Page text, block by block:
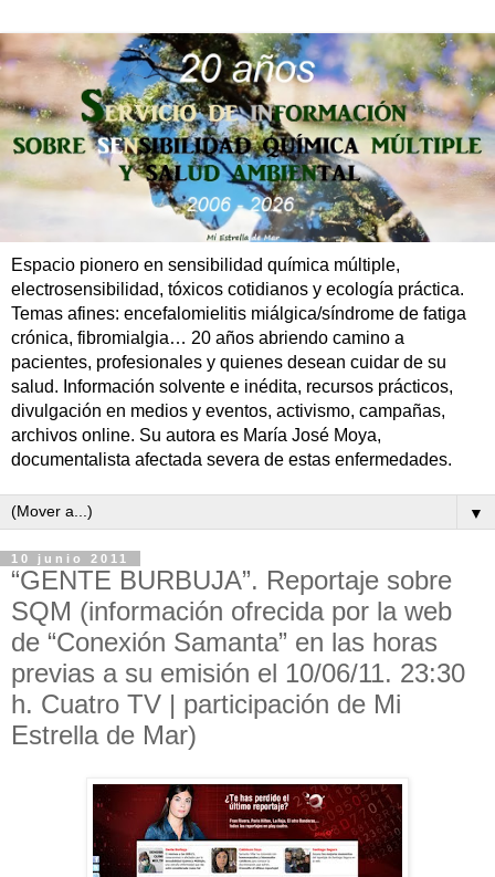
Espacio pionero en sensibilidad química múltiple,
electrosensibilidad, tóxicos cotidianos y ecología práctica.
Temas afines: encefalomielitis miálgica/síndrome de fatiga
crónica, fibromialgia… 20 años abriendo camino a
pacientes, profesionales y quienes desean cuidar de su
salud. Información solvente e inédita, recursos prácticos,
divulgación en medios y eventos, activismo, campañas,
archivos online. Su autora es María José Moya,
documentalista afectada severa de estas enfermedades.
▼
10 junio 2011
“GENTE BURBUJA”. Reportaje sobre
SQM (información ofrecida por la web
de “Conexión Samanta” en las horas
previas a su emisión el 10/06/11. 23:30
h. Cuatro TV | participación de Mi
Estrella de Mar)